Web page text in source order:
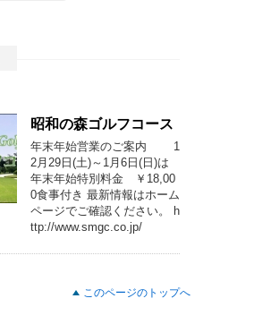
昭和の森ゴルフコース
年末年始営業のご案内 1
2月29日(土)～1月6日(日)は
年末年始特別料金 ￥18,00
0食事付き 最新情報はホーム
ページでご確認ください。 h
ttp://www.smgc.co.jp/
このページのトップへ